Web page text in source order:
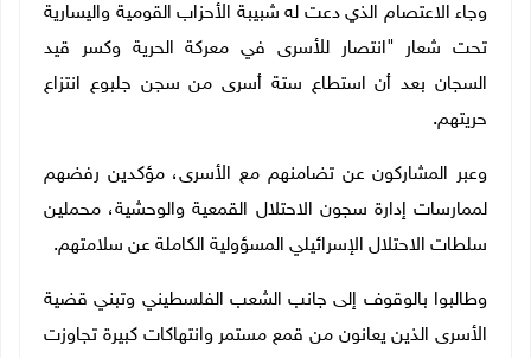
وجاء الاعتصام الذي دعت له شبيبة الأحزاب القومية واليسارية
تحت شعار "انتصار للأسرى في معركة الحرية وكسر قيد
السجان بعد أن استطاع ستة أسرى من سجن جلبوع انتزاع
حريتهم.
وعبر المشاركون عن تضامنهم مع الأسرى، مؤكدين رفضهم
لممارسات إدارة سجون الاحتلال القمعية والوحشية، محملين
سلطات الاحتلال الإسرائيلي المسؤولية الكاملة عن سلامتهم.
وطالبوا بالوقوف إلى جانب الشعب الفلسطيني وتبني قضية
الأسرى الذين يعانون من قمع مستمر وانتهاكات كبيرة تجاوزت